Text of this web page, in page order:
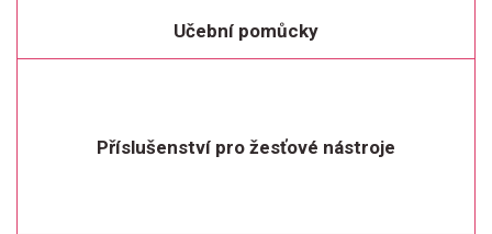
Učební pomůcky
Příslušenství pro žesťové nástroje